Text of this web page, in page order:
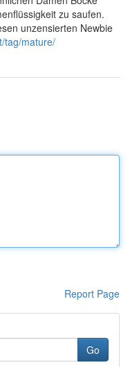
zu saufen.
unzensierten Newbie
tag/mature/
Report Page
Go